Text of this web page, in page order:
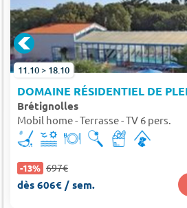
11.10 > 18.10
DOMAINE RÉSIDENTIEL DE
Brétignolles
Mobil home - Terrasse - TV 6 pers.
-13% 697€
dès 606€ / sem.